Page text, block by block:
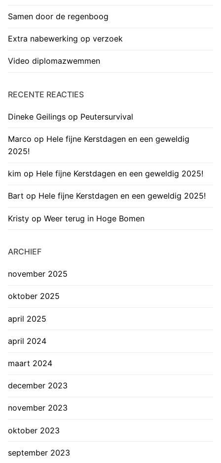
Samen door de regenboog
Extra nabewerking op verzoek
Video diplomazwemmen
RECENTE REACTIES
Dineke Geilings op Peutersurvival
Marco op Hele fijne Kerstdagen en een geweldig
2025!
kim op Hele fijne Kerstdagen en een geweldig 2025!
Bart op Hele fijne Kerstdagen en een geweldig 2025!
Kristy op Weer terug in Hoge Bomen
ARCHIEF
november 2025
oktober 2025
april 2025
april 2024
maart 2024
december 2023
november 2023
oktober 2023
september 2023